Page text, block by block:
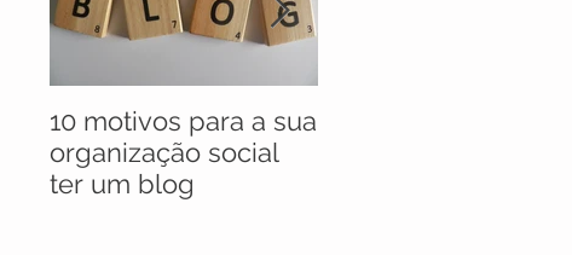
10 motivos para a sua
organização social
ter um blog